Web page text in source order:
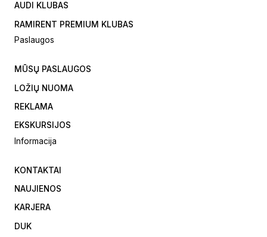
AUDI KLUBAS
RAMIRENT PREMIUM KLUBAS
Paslaugos
MŪSŲ PASLAUGOS
LOŽIŲ NUOMA
REKLAMA
EKSKURSIJOS
Informacija
KONTAKTAI
NAUJIENOS
KARJERA
DUK